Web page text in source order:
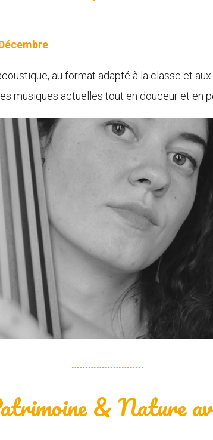
au format adapté à la classe et
musiques actuelles tout en douceur et en
……………………..
& Nature